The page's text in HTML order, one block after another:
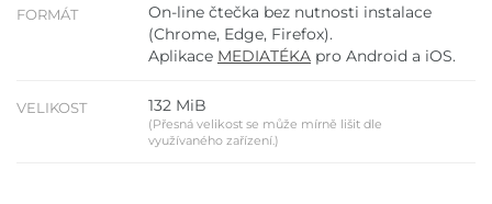
FORMÁT
On-line čtečka bez nutnosti instalace
(Chrome, Edge, Firefox).
Aplikace MEDIATÉKA pro Android a iOS.
VELIKOST 132 MiB
(Přesná velikost se může mírně lišit dle
využívaného zařízení.)